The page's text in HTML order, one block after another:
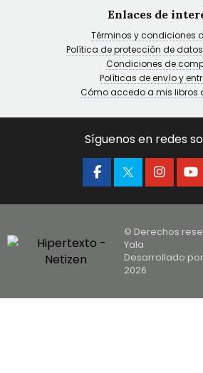
Enlaces de
Términos y condiciones
Política de protección de
Condiciones de
Políticas de envío y
Cómo accedo a mis libros
Síguenos en redes
© Derechos
Yala
Desarrollado
2026